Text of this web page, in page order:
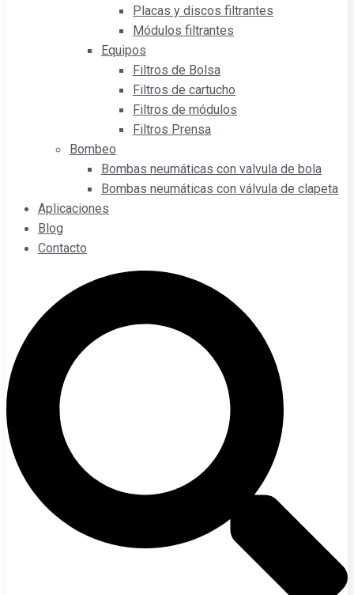
Placas y discos filtrantes
Módulos filtrantes
Equipos
Filtros de Bolsa
Filtros de cartucho
Filtros de módulos
Filtros Prensa
Bombeo
Bombas neumáticas con valvula de bola
Bombas neumáticas con válvula de clapeta
Aplicaciones
Blog
Contacto